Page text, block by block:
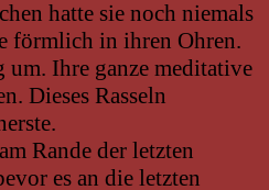
hatte sie noch niemals
förmlich in ihren Ohren.
Ihre ganze meditative
Dieses Rasseln
Rande der letzten
es an die letzten